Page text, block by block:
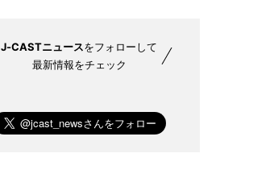
J-CASTニュースをフォローして
最新情報をチェック